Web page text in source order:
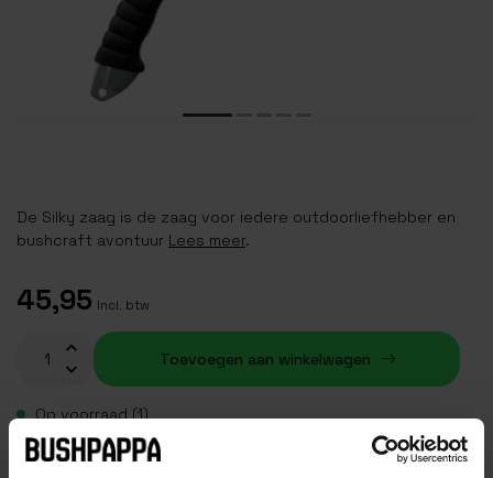
De Silky zaag is de zaag voor iedere outdoorliefhebber en
bushcraft avontuur Lees meer.
45,95 Incl. btw
Toevoegen aan winkelwagen
Op voorraad (1)
Plaats je bestelling binnen
, dan wordt je